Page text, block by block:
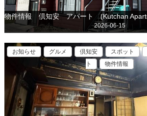
2026-06-15
お知らせ グルメ 倶知安 スポット
ト
物件情報